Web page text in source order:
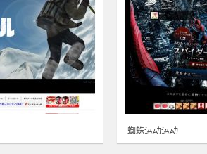
蜘蛛运动运动